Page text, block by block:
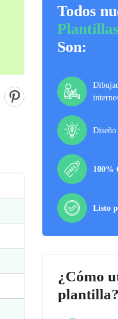
Todos
Son:
100%
Listo
¿Cómo
plantilla?